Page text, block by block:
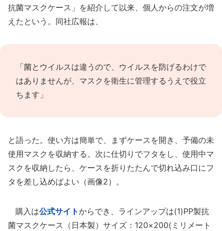
抗菌マスクケース」を紹介して以来、個人からの注文が増
えたという。同社広報は、
「菌とウイルスは違うので、ウイルスを防げるわけで
はありませんが、マスクを衛生に管理するうえで役立
ちます」
と語った。使い方は簡単で、まずケースを開き、予備の未
使用マスクを収納する。次に仕切りでフタをし、使用中マ
スクを収納したら、ケースを折りたたんで切れ込み口にフ
タを差し込めばよい（画像2）。
購入は公式サイトからでき、ラインアップは(1)PP製抗
菌マスクケース（日本製）サイズ：120×200(ミリメート